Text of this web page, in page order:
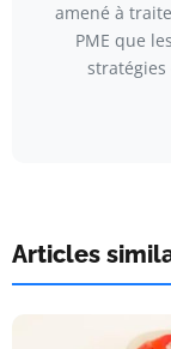
amené à
PME que
stratégies
Articles